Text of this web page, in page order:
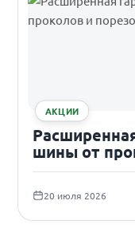
АКЦИИ
шины от
20 июля 2026